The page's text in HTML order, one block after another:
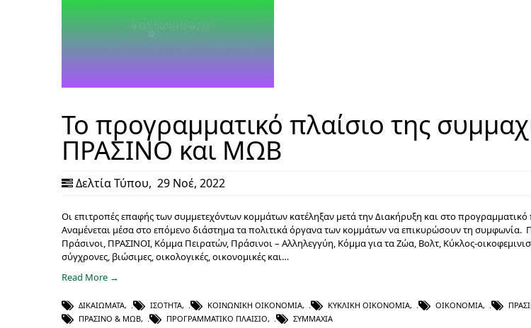
Το προγραμματικό πλαίσιο της
ΠΡΑΣΙΝΟ και ΜΩΒ
Δελτία Τύπου, 29 Νοέ, 2022
Οι επιτροπές επαφής των συμμετεχόντων κομμάτων κατέληξαν μετά την Διακήρυξη και στο προγραμματικό
Αναμένεται μέσα στο επόμενο διάστημα τα πολιτικά όργανα των κομμάτων να επικυρώσουν τη
Πράσινοι, ΠΡΑΣΙΝΟΙ, Κόμμα Πειρατών, Πράσινοι – Αλληλεγγύη, Κόμμα για τα Ζώα, Βολτ, Κύκλος-
σύγχρονες, βιώσιμες, οικολογικές, οικονομικές και…
Read More →
ΔΙΚΑΙΏΜΑΤΑ, ΙΣΌΤΗΤΑ, ΚΟΙΝΩΝΙΚΉ ΟΙΚΟΝΟΜΊΑ, ΚΥΚΛΙΚΉ ΟΙΚΟΝΟΜΊΑ, ΟΙΚΟΝΟΜΊΑ,
ΠΡΑΣΙΝΟ & ΜΩΒ, ΠΡΟΓΡΑΜΜΑΤΙΚΌ ΠΛΑΊΣΙΟ, ΣΥΜΜΑΧΊΑ